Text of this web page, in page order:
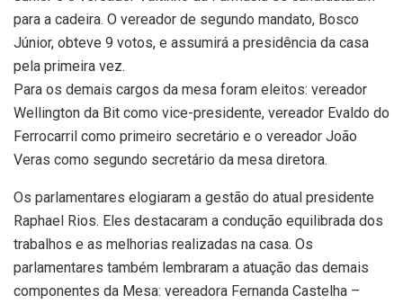
para a cadeira. O vereador de segundo mandato, Bosco
Júnior, obteve 9 votos, e assumirá a presidência da casa
pela primeira vez.
Para os demais cargos da mesa foram eleitos: vereador
Wellington da Bit como vice-presidente, vereador Evaldo do
Ferrocarril como primeiro secretário e o vereador João
Veras como segundo secretário da mesa diretora.
Os parlamentares elogiaram a gestão do atual presidente
Raphael Rios. Eles destacaram a condução equilibrada dos
trabalhos e as melhorias realizadas na casa. Os
parlamentares também lembraram a atuação das demais
componentes da Mesa: vereadora Fernanda Castelha –